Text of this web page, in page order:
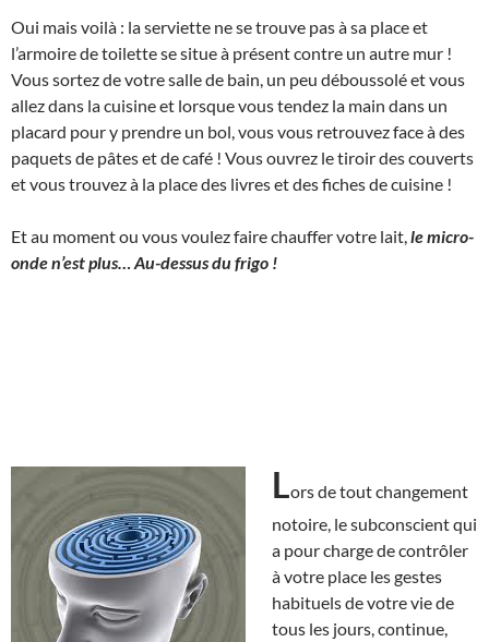
Oui mais voilà : la serviette ne se trouve pas à sa place et
l’armoire de toilette se situe à présent contre un autre mur !
Vous sortez de votre salle de bain, un peu déboussolé et vous
allez dans la cuisine et lorsque vous tendez la main dans un
placard pour y prendre un bol, vous vous retrouvez face à des
paquets de pâtes et de café ! Vous ouvrez le tiroir des couverts
et vous trouvez à la place des livres et des fiches de cuisine !
Et au moment ou vous voulez faire chauffer votre lait, le micro-
onde n’est plus… Au-dessus du frigo !
Lors de tout changement
notoire, le subconscient qui
a pour charge de contrôler
à votre place les gestes
habituels de votre vie de
tous les jours, continue,